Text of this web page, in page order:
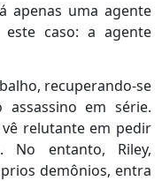
apenas uma agente
caso: a agente
recuperando-se
em série.
relutante em pedir
No entanto, Riley,
demônios, entra